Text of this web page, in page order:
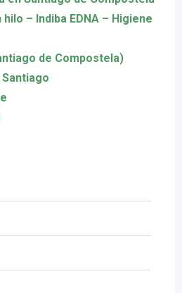
– Indiba EDNA – Higiene
de Compostela)